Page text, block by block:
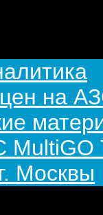
на
Москвы